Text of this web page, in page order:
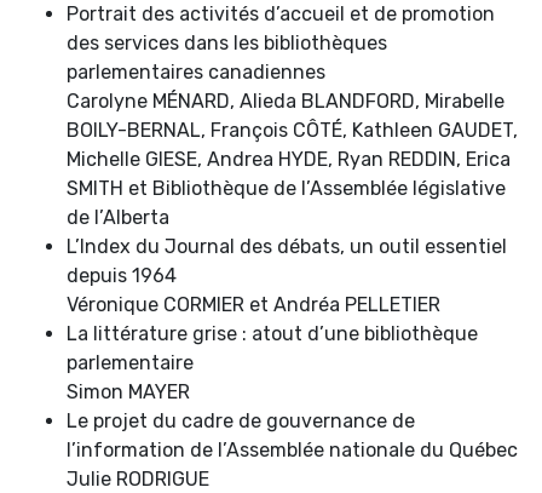
Portrait des activités d’accueil et de promotion
des services dans les bibliothèques
parlementaires canadiennes
Carolyne MÉNARD, Alieda BLANDFORD, Mirabelle
BOILY-BERNAL, François CÔTÉ, Kathleen GAUDET,
Michelle GIESE, Andrea HYDE, Ryan REDDIN, Erica
SMITH et Bibliothèque de l’Assemblée législative
de l’Alberta
L’Index du Journal des débats, un outil essentiel
depuis 1964
Véronique CORMIER et Andréa PELLETIER
La littérature grise : atout d’une bibliothèque
parlementaire
Simon MAYER
Le projet du cadre de gouvernance de
l’information de l’Assemblée nationale du Québec
Julie RODRIGUE